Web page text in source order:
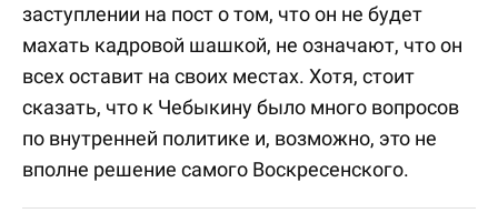
заступлении на пост о том, что он не будет
махать кадровой шашкой, не означают, что он
всех оставит на своих местах. Хотя, стоит
сказать, что к Чебыкину было много вопросов
по внутренней политике и, возможно, это не
вполне решение самого Воскресенского.